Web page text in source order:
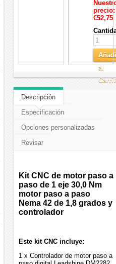
precio:
€52,75
al
Descripción
Especificación
Opciones personalizadas
Revisar
Kit CNC de motor paso a
paso de 1 eje 30,0 Nm
motor paso a paso
Nema 42 de 1,8 grados y
controlador
Este kit CNC incluye:
1 x Controlador de motor paso a